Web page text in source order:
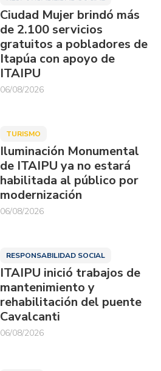
Ciudad Mujer brindó más
de 2.100 servicios
gratuitos a pobladores de
Itapúa con apoyo de
ITAIPU
06/08/2026
TURISMO
Iluminación Monumental
de ITAIPU ya no estará
habilitada al público por
modernización
06/08/2026
RESPONSABILIDAD SOCIAL
ITAIPU inició trabajos de
mantenimiento y
rehabilitación del puente
Cavalcanti
06/08/2026